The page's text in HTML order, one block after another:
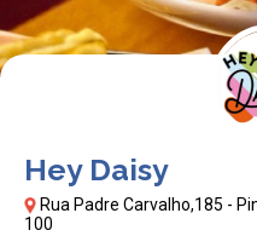
Hey Daisy
Rua Padre Carvalho,185 -
100